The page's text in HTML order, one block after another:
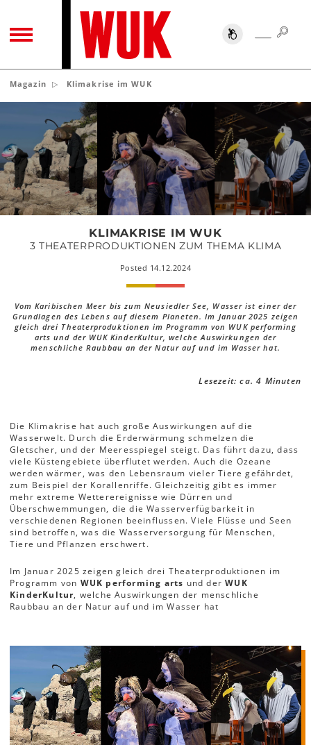
TOGGLE NAVIGATION SUCHE
Magazin Klimakrise im WUK
Klimakrise
WUK
KLIMAKRISE IM WUK
3 THEATERPRODUKTIONEN ZUM THEMA KLIMA
Posted 14.12.2024
Vom Karibischen Meer bis zum Neusiedler See, Wasser ist einer der
Grundlagen des Lebens auf diesem Planeten. Im Januar 2025 zeigen
gleich drei Theaterproduktionen im Programm von WUK performing
arts und der WUK KinderKultur, welche Auswirkungen der
menschliche Raubbau an der Natur auf und im Wasser hat.
Lesezeit: ca. 4 Minuten
Die Klimakrise hat auch große Auswirkungen auf die
Wasserwelt. Durch die Erderwärmung schmelzen die
Gletscher, und der Meeresspiegel steigt. Das führt dazu, dass
viele Küstengebiete überflutet werden. Auch die Ozeane
werden wärmer, was den Lebensraum vieler Tiere gefährdet,
zum Beispiel der Korallenriffe. Gleichzeitig gibt es immer
mehr extreme Wetterereignisse wie Dürren und
Überschwemmungen, die die Wasserverfügbarkeit in
verschiedenen Regionen beeinflussen. Viele Flüsse und Seen
sind betroffen, was die Wasserversorgung für Menschen,
Tiere und Pflanzen erschwert.
Im Januar 2025 zeigen gleich drei Theaterproduktionen im
Programm von WUK performing arts und derWUK
KinderKultur, welche Auswirkungen der menschliche
Raubbau an der Natur auf und im Wasser hat